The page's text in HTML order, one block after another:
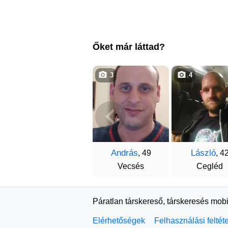
Őket már láttad?
András, 49
Vecsés
3
László,
Cegléd
4
Páratlan társkereső, társkeresés
Elérhetőségek Felhasználási